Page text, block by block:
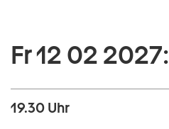
Fr 12 02 2027:
19.30 Uhr